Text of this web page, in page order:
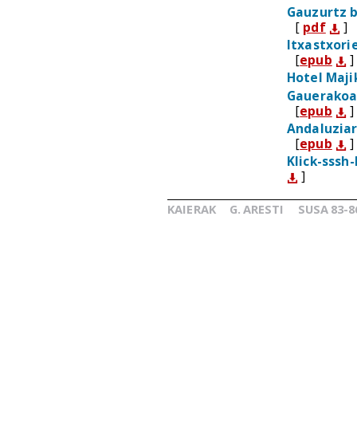
Gauzurtz
[ pdf
]
[epub
]
Hotel
[epub
]
[epub
]
Klick-
]
KAIERAK G. ARESTI SUSA 83-